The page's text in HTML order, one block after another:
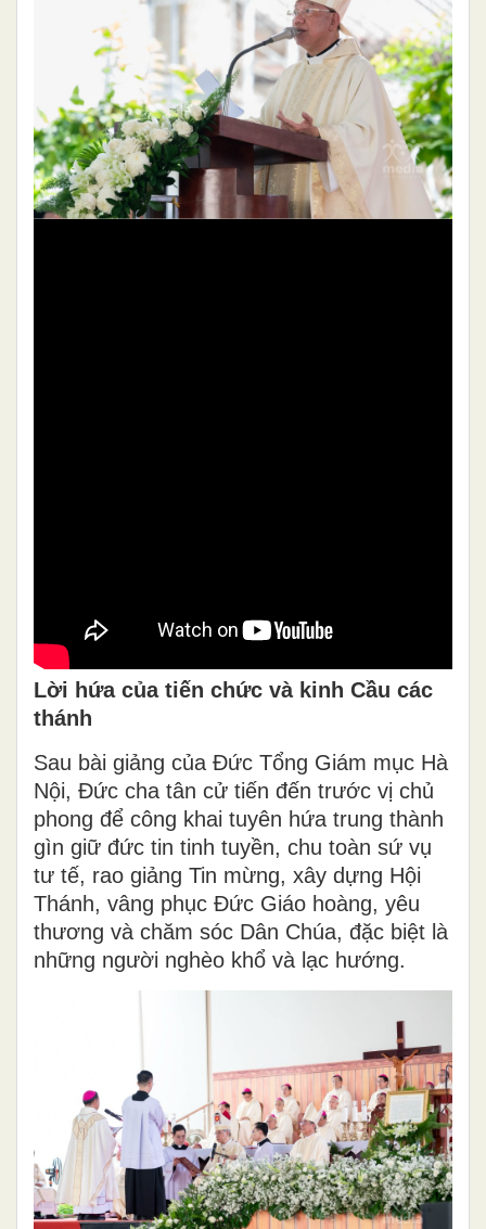
Lời hứa của tiến chức và kinh Cầu các
thánh
Sau bài giảng của Đức Tổng Giám mục Hà
Nội, Đức cha tân cử tiến đến trước vị chủ
phong để công khai tuyên hứa trung thành
gìn giữ đức tin tinh tuyền, chu toàn sứ vụ
tư tế, rao giảng Tin mừng, xây dựng Hội
Thánh, vâng phục Đức Giáo hoàng, yêu
thương và chăm sóc Dân Chúa, đặc biệt là
những người nghèo khổ và lạc hướng.